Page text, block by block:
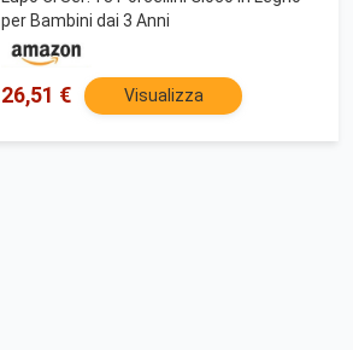
per Bambini dai 3 Anni
26,51 € Visualizza